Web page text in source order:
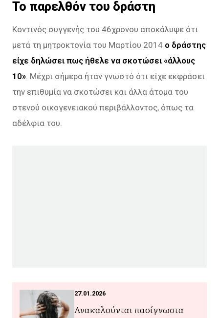
Το παρελθόν του δράστη
Κοντινός συγγενής του 46χρονου αποκάλυψε ότι
μετά τη μητροκτονία του Μαρτίου 2014 ο δράστης
είχε δηλώσει πως ήθελε να σκοτώσει «άλλους
10» . Μέχρι σήμερα ήταν γνωστό ότι είχε εκφράσει
την επιθυμία να σκοτώσει και άλλα άτομα του
στενού οικογενειακού περιβάλλοντος, όπως τα
αδέλφια του.
27.01.2026
Ανακαλούνται πασίγνωστα